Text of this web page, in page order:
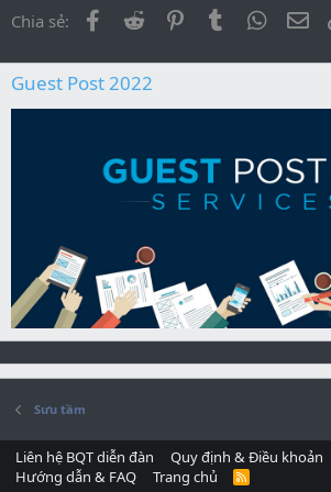
Chia sẻ: Facebook
Reddit PinterestTumblr
Guest Post 2022
Sưu tầm
Liên hệ BQT diễn đàn Quy định & Điều khoản
Hướng dẫn & FAQ
Trang chủ
R